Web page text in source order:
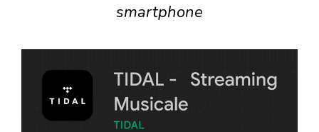
smartphone